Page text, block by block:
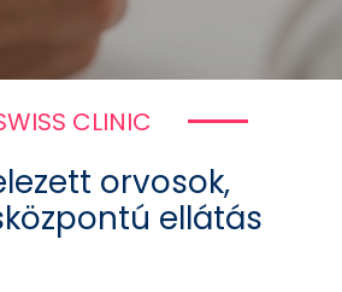
CLINIC
orvosok,
ellátás